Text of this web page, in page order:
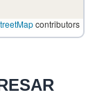
contributors